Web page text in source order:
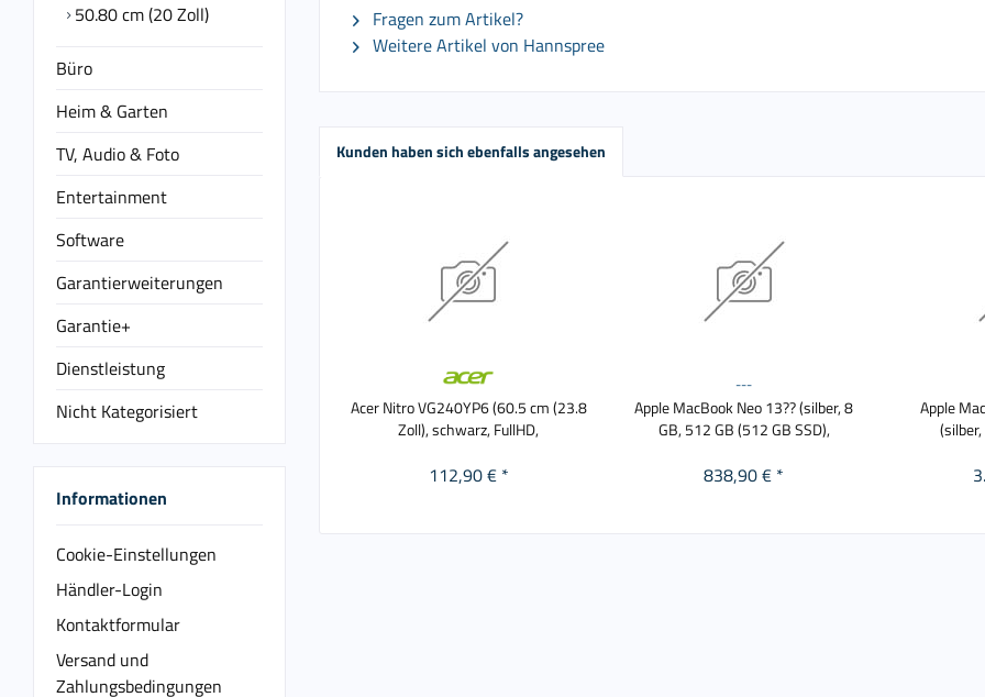
50.80 cm (20 Zoll)
Büro
Heim & Garten
TV, Audio & Foto
Entertainment
Software
Garantierweiterungen
Garantie+
Dienstleistung
Nicht Kategorisiert
Informationen
Cookie-Einstellungen
Händler-Login
Kontaktformular
Versand und
Zahlungsbedingungen
Fragen zum Artikel?
Weitere Artikel von Hannspree
Kunden haben sich ebenfalls angesehen
Acer Nitro VG240YP6 (60.5 cm (23.8
Zoll), schwarz, FullHD,
112,90 € *
---
Apple MacBook Neo 13?? (silber, 8
GB, 512 GB (512 GB SSD),
838,90 € *
Apple